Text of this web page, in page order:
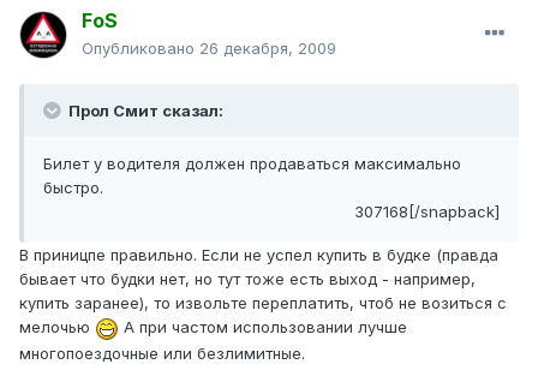
FoS
Опубликовано 26 декабря, 2009
Прол Смит сказал:
Билет у водителя должен продаваться максимально
быстро.
307168[/snapback]
В приницпе правильно. Если не успел купить в будке (правда
бывает что будки нет, но тут тоже есть выход - например,
купить заранее), то извольте переплатить, чтоб не возиться с
мелочью
А при частом использовании лучше
многопоездочные или безлимитные.